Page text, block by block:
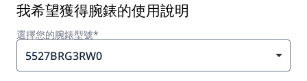
我希望獲得腕錶的使用說明
選擇您的腕錶型號*
5527BRG3RW0